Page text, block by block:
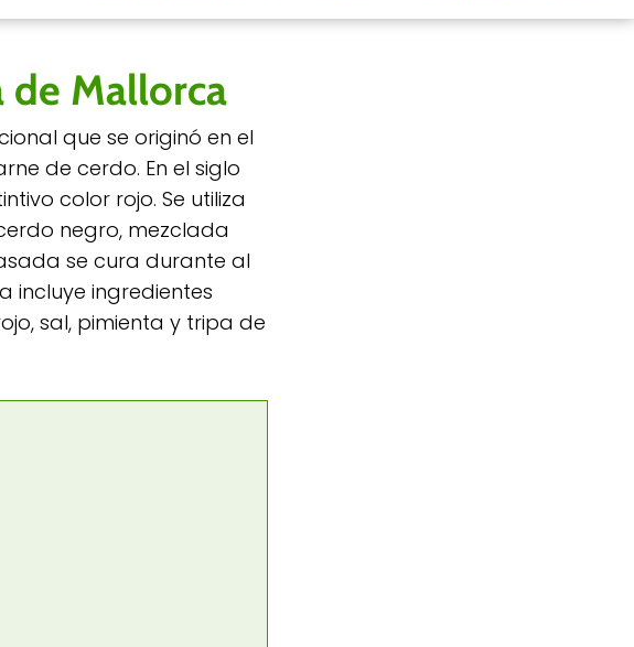
de Mallorca
que se originó en el
de cerdo. En el siglo
color rojo. Se utiliza
negro, mezclada
se cura durante al
incluye ingredientes
sal, pimienta y tripa de